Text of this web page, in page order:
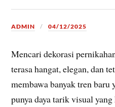
ADMIN 04/12/2025
Mencari dekorasi
terasa hangat, elegan, dan
membawa banyak tren baru
punya daya tarik visual